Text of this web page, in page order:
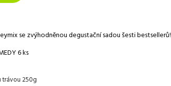
se zvýhodněnou degustační sadou šesti bestsellerů!
6 ks
trávou 250g